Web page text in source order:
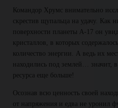
Командор Хрумс внимательно
скрестив щупальца на удачу. Как
поверхности планеты А-17 он
кристаллов, в которых
количество энергии. А ведь их
находились под землей… значит,
ресурса еще больше!
Осознав всю ценность своей
от напряжения и едва не уронил